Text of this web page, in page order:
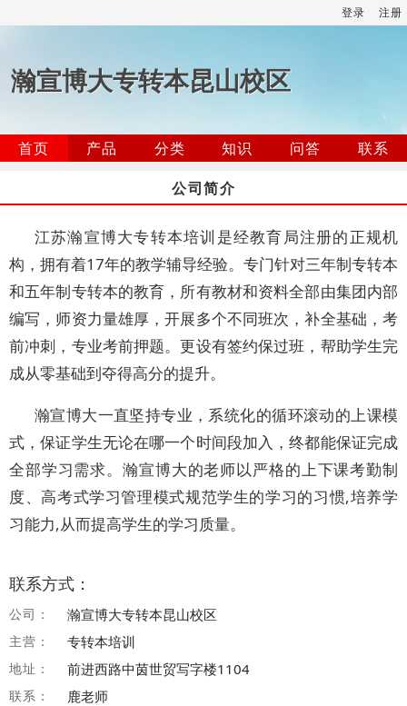
登录 注册
瀚宣博大专转本昆山校区
首页 产品 分类 知识 问答
联系
公司简介
江苏瀚宣博大专转本培训是经教育局注册的正规机
构，拥有着17年的教学辅导经验。专门针对三年制专转本
和五年制专转本的教育，所有教材和资料全部由集团内部
编写，师资力量雄厚，开展多个不同班次，补全基础，考
前冲刺，专业考前押题。更设有签约保过班，帮助学生完
成从零基础到夺得高分的提升。
瀚宣博大一直坚持专业，系统化的循环滚动的上课模
式，保证学生无论在哪一个时间段加入，终都能保证完成
全部学习需求。瀚宣博大的老师以严格的上下课考勤制
度、高考式学习管理模式规范学生的学习的习惯,培养学
习能力,从而提高学生的学习质量。
联系方式：
公司： 瀚宣博大专转本昆山校区
主营： 专转本培训
地址： 前进西路中茵世贸写字楼1104
联系： 鹿老师